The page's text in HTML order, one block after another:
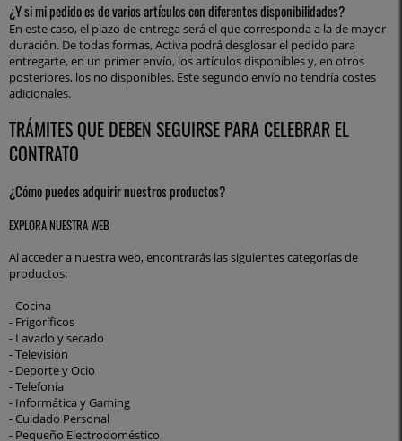
¿Y si mi pedido es de varios artículos con diferentes disponibilidades?
En este caso, el plazo de entrega será el que corresponda a la de mayor
duración. De todas formas, Activa podrá desglosar el pedido para
entregarte, en un primer envío, los artículos disponibles y, en otros
posteriores, los no disponibles. Este segundo envío no tendría costes
adicionales.
TRÁMITES QUE DEBEN SEGUIRSE PARA CELEBRAR EL
CONTRATO
¿Cómo puedes adquirir nuestros productos?
EXPLORA NUESTRA WEB
Al acceder a nuestra web, encontrarás las siguientes categorías de
productos:
- Cocina
- Frigoríficos
- Lavado y secado
- Televisión
- Deporte y Ocio
- Telefonía
- Informática y Gaming
- Cuidado Personal
- Pequeño Electrodoméstico